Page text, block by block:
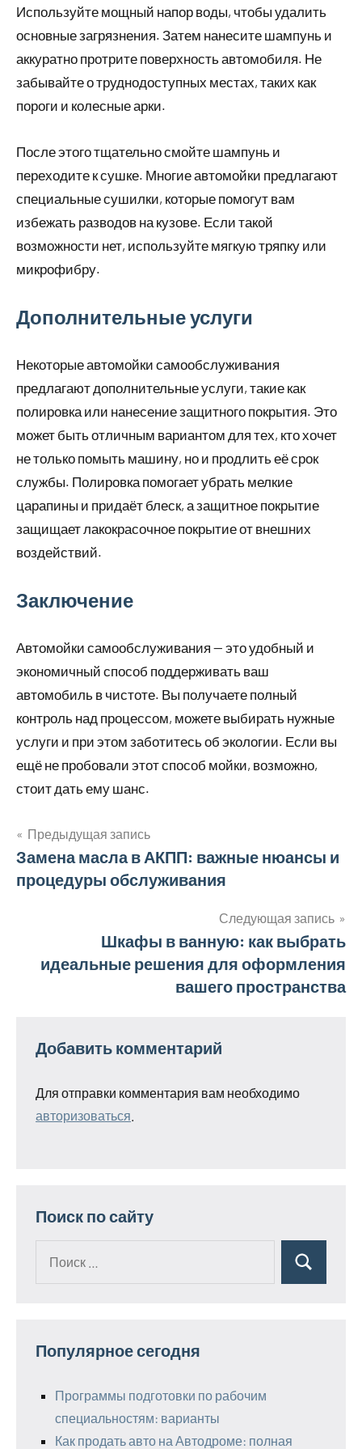
Используйте мощный напор воды, чтобы удалить
основные загрязнения. Затем нанесите шампунь и
аккуратно протрите поверхность автомобиля. Не
забывайте о труднодоступных местах, таких как
пороги и колесные арки.
После этого тщательно смойте шампунь и
переходите к сушке. Многие автомойки предлагают
специальные сушилки, которые помогут вам
избежать разводов на кузове. Если такой
возможности нет, используйте мягкую тряпку или
микрофибру.
Дополнительные услуги
Некоторые автомойки самообслуживания
предлагают дополнительные услуги, такие как
полировка или нанесение защитного покрытия. Это
может быть отличным вариантом для тех, кто хочет
не только помыть машину, но и продлить её срок
службы. Полировка помогает убрать мелкие
царапины и придаёт блеск, а защитное покрытие
защищает лакокрасочное покрытие от внешних
воздействий.
Заключение
Автомойки самообслуживания — это удобный и
экономичный способ поддерживать ваш
автомобиль в чистоте. Вы получаете полный
контроль над процессом, можете выбирать нужные
услуги и при этом заботитесь об экологии. Если вы
ещё не пробовали этот способ мойки, возможно,
стоит дать ему шанс.
Навигация
по
Предыдущая запись
Замена масла в АКПП: важные нюансы и
процедуры обслуживания
Следующая запись
Шкафы в ванную: как выбрать
идеальные решения для оформления
вашего пространства
Добавить комментарий
Для отправки комментария вам необходимо
авторизоваться
Поиск по сайту
Поиск
Популярное сегодня
Программы подготовки по рабочим
специальностям: варианты
Как продать авто на Автодроме: полная